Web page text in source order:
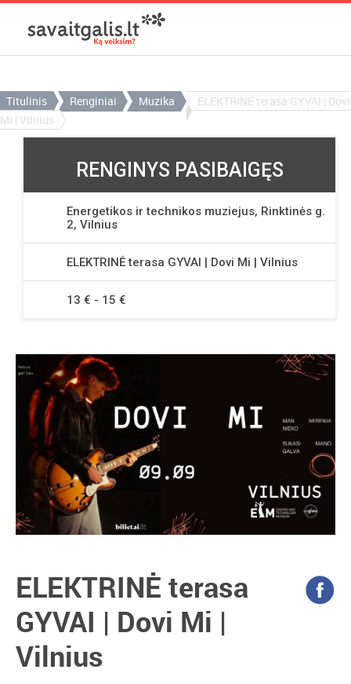
Titulinis Renginiai Muzika
ELEKTRINĖ terasa GYVAI | Dovi
Mi | Vilnius
ELEKTRINĖ terasa
GYVAI | Dovi Mi |
Vilnius
RENGINYS PASIBAIGĘS
Energetikos ir technikos muziejus, Rinktinės g.
2, Vilnius
ELEKTRINĖ terasa GYVAI | Dovi Mi | Vilnius
13 € - 15 €